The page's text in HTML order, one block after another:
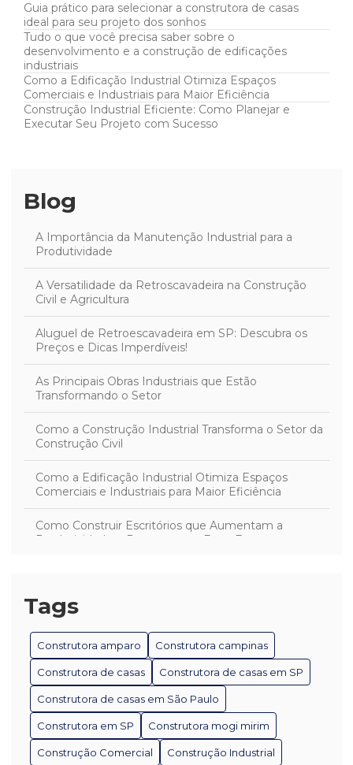
Guia prático para selecionar a construtora de casas
ideal para seu projeto dos sonhos
Tudo o que você precisa saber sobre o
desenvolvimento e a construção de edificações
industriais
Como a Edificação Industrial Otimiza Espaços
Comerciais e Industriais para Maior Eficiência
Construção Industrial Eficiente: Como Planejar e
Executar Seu Projeto com Sucesso
Blog
A Importância da Manutenção Industrial para a
Produtividade
A Versatilidade da Retroscavadeira na Construção
Civil e Agricultura
Aluguel de Retroescavadeira em SP: Descubra os
Preços e Dicas Imperdíveis!
As Principais Obras Industriais que Estão
Transformando o Setor
Como a Construção Industrial Transforma o Setor da
Construção Civil
Como a Edificação Industrial Otimiza Espaços
Comerciais e Industriais para Maior Eficiência
Como Construir Escritórios que Aumentam a
Produtividade e Promovem o Bem-Estar
Como Escolher a Melhor Construtora de Casas para
Seu Projeto
Como Escolher a Melhor Construtora em Mogi Mirim
para Seu Projeto
Como Escolher a Melhor Construtora em São Paulo
Como Escolher a Melhor Empresa de Construção
Tags
Construtora amparo Construtora campinas
Construtora de casas Construtora de casas em SP
Construtora de casas em São Paulo
Construtora em SP Construtora mogi mirim
Construção Comercial Construção Industrial